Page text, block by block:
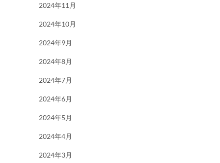
2024年11月
2024年10月
2024年9月
2024年8月
2024年7月
2024年6月
2024年5月
2024年4月
2024年3月